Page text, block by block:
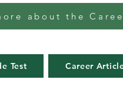
about the
Test Career